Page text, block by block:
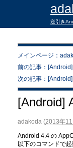
逆引き
メインページ：
前の記事：
次の記事：
[Android]
adakoda (2013年
Android 4.4 の
以下のコマンドで起